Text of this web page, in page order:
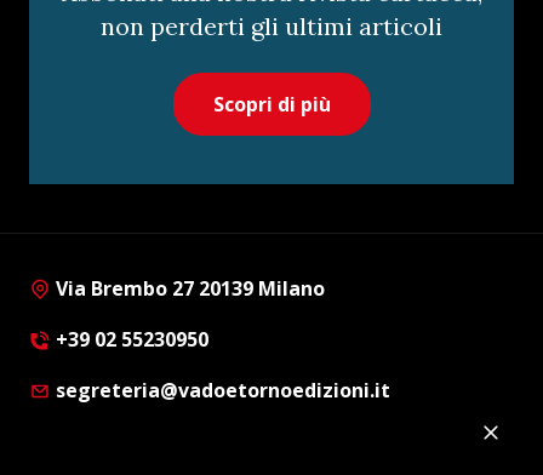
non perderti gli ultimi articoli
Scopri di più
Via Brembo 27 20139 Milano
+39 02 55230950
segreteria@vadoetornoedizioni.it